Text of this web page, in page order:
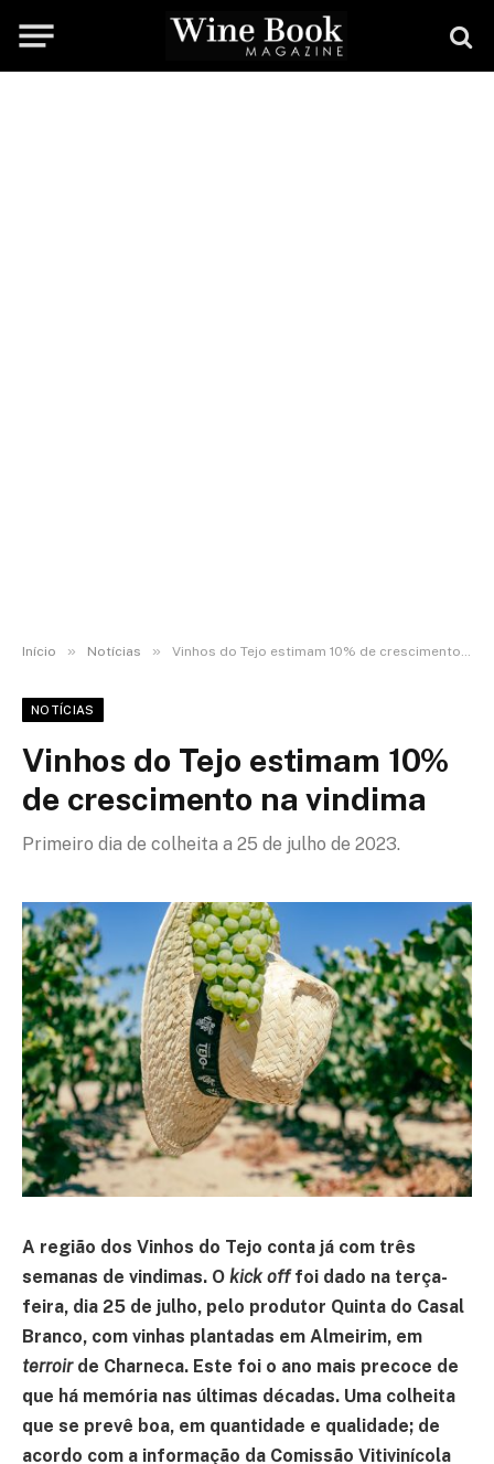
Início » Notícias » Vinhos do Tejo estimam 10% de crescimento na vindima
NOTÍCIAS
Vinhos do Tejo estimam 10%
de crescimento na vindima
Primeiro dia de colheita a 25 de julho de 2023.
A região dos Vinhos do Tejo conta já com três
semanas de vindimas. O kick offfoi dado na terça-
feira, dia 25 de julho, pelo produtor Quinta do Casal
Branco, com vinhas plantadas em Almeirim, em
terroirde Charneca. Este foi o ano mais precoce de
que há memória nas últimas décadas. Uma colheita
que se prevê boa, em quantidade e qualidade; de
acordo com a informação da Comissão Vitivinícola